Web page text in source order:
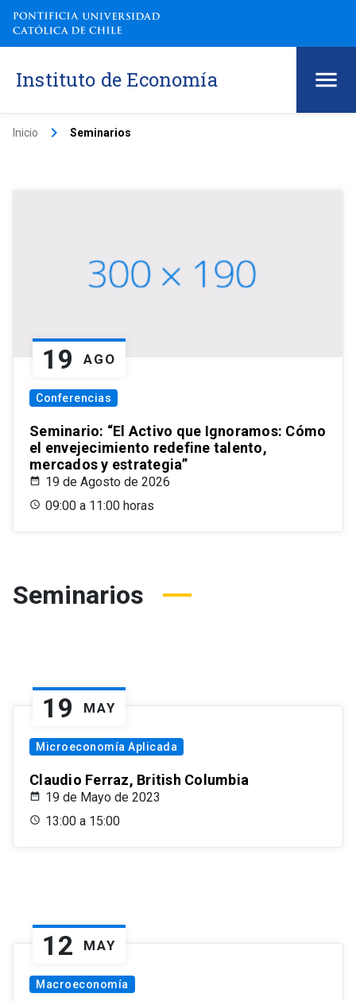
Instituto de Economía
Inicio keyboard_arrow_right Seminarios
19 AGO
Conferencias
Seminario: “El Activo que Ignoramos: Cómo
el envejecimiento redefine talento,
mercados y estrategia”
19 de Agosto de 2026
09:00 a 11:00 horas
Seminarios
19 MAY
Microeconomía Aplicada
Claudio Ferraz, British Columbia
19 de Mayo de 2023
13:00 a 15:00
12 MAY
Macroeconomía